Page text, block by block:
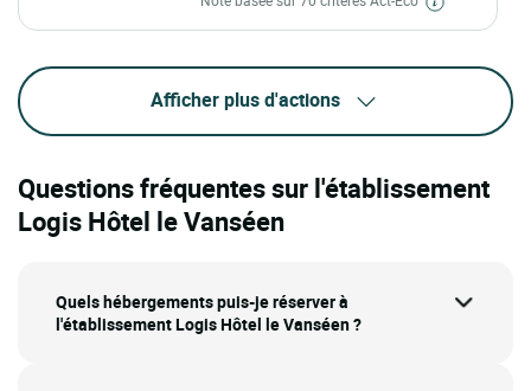
Afficher plus d'actions
Questions fréquentes sur l'établissement
Logis Hôtel le Vanséen
Quels hébergements puis-je réserver à
l'établissement Logis Hôtel le Vanséen ?